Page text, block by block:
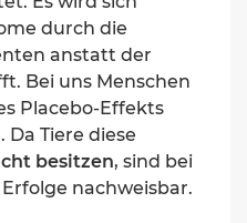
durch die
anstatt der
Bei uns Menschen
Placebo-Effekts
Tiere diese
besitzen, sind bei
nachweisbar.